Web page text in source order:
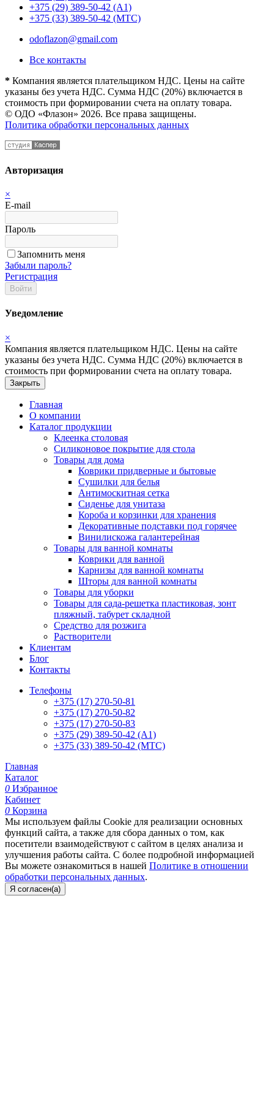
+375 (29) 389-50-42 (А1)
+375 (33) 389-50-42 (МТС)
odoflazon@gmail.com
Все контакты
* Компания является плательщиком НДС. Цены на сайте
указаны без учета НДС. Сумма НДС (20%) включается в
стоимость при формировании счета на оплату товара.
© ОДО «Флазон» 2026. Все права защищены.
Политика обработки персональных данных
Авторизация
×
E-mail
Пароль
Запомнить меня
Забыли пароль?
Регистрация
Войти
Уведомление
×
Компания является плательщиком НДС. Цены на сайте
указаны без учета НДС. Сумма НДС (20%) включается в
стоимость при формировании счета на оплату товара.
Закрыть
Главная
О компании
Каталог продукции
Клеенка столовая
Силиконовое покрытие для стола
Товары для дома
Коврики придверные и бытовые
Сушилки для белья
Антимоскитная сетка
Сиденье для унитаза
Короба и корзинки для хранения
Декоративные подставки под горячее
Винилискожа галантерейная
Товары для ванной комнаты
Коврики для ванной
Карнизы для ванной комнаты
Шторы для ванной комнаты
Товары для уборки
Товары для сада-решетка пластиковая, зонт
пляжный, табурет складной
Средство для розжига
Растворители
Клиентам
Блог
Контакты
Телефоны
+375 (17) 270-50-81
+375 (17) 270-50-82
+375 (17) 270-50-83
+375 (29) 389-50-42 (А1)
+375 (33) 389-50-42 (МТС)
Главная
Каталог
0 Избранное
Кабинет
0 Корзина
Мы используем файлы Cookie для реализации основных
функций сайта, а также для сбора данных о том, как
посетители взаимодействуют с сайтом в целях анализа и
улучшения работы сайта. С более подробной информацией
Вы можете ознакомиться в нашей Политике в отношении
обработки персональных данных.
Я согласен(а)